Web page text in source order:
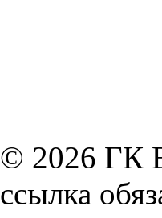
© 2026 ГК
ссылка